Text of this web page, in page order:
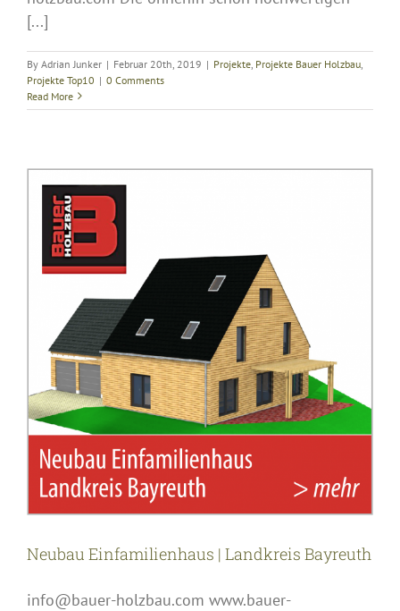
[...]
By Adrian Junker | Februar 20th, 2019 | Projekte Projekte Bauer Holzbau
Projekte Top10 | 0 Comments
Read More
Neubau Einfamilienhaus | Landkreis Bayreuth
info@bauer-holzbau.com www.bauer-